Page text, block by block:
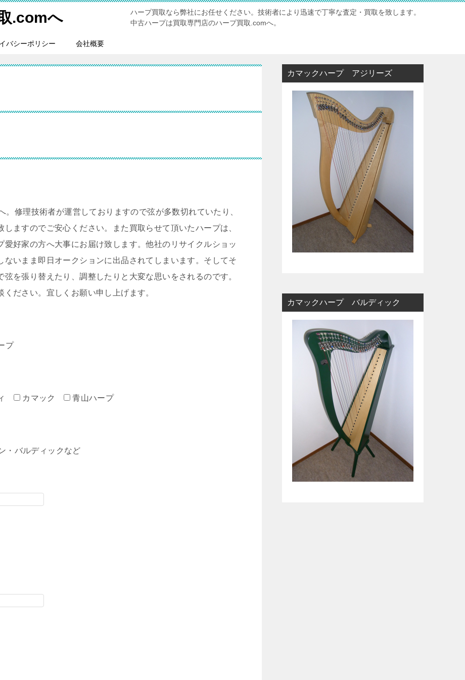
.comへ
ハープ買取なら弊社にお任せください。技術者により迅速で丁寧な査定・買取を致します。
中古ハープは買取専門店のハープ買取.comへ。
バシーポリシー 会社概要
修理技術者が運営しておりますので弦が多数切れていたり、
ますのでご安心ください。また買取らせて頂いたハープは、
愛好家の方へ大事にお届け致します。他社のリサイクルショッ
いまま即日オークションに出品されてしまいます。そしてそ
を張り替えたり、調整したりと大変な思いをされるのです。
ださい。宜しくお願い申し上げます。
プ
カマック 青山ハープ
・バルディックなど
カマックハープ アジリーズ
カマックハープ バルディック